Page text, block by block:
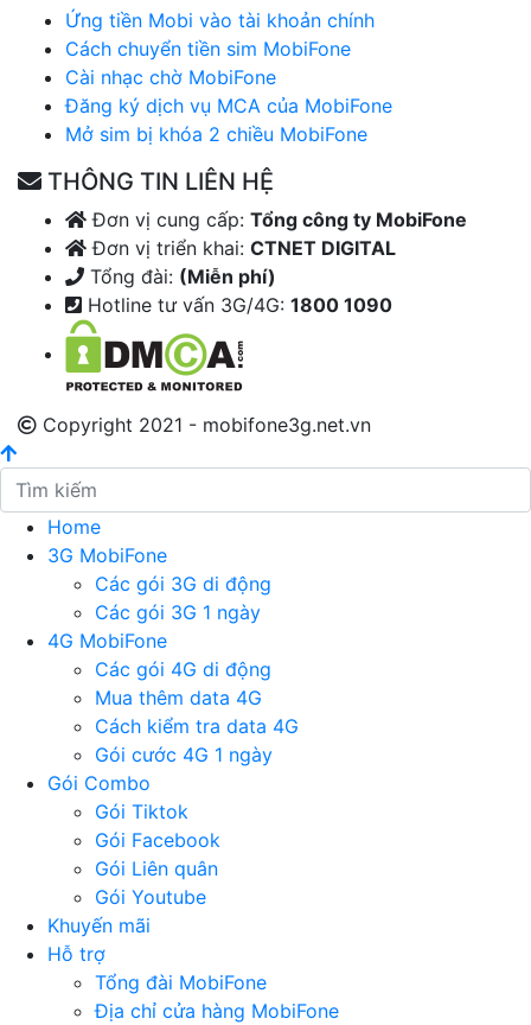
Ứng tiền Mobi vào tài khoản chính
Cách chuyển tiền sim MobiFone
Cài nhạc chờ MobiFone
Đăng ký dịch vụ MCA của MobiFone
Mở sim bị khóa 2 chiều MobiFone
THÔNG TIN LIÊN HỆ
Đơn vị cung cấp: Tổng công ty MobiFone
Đơn vị triển khai: CTNET DIGITAL
Tổng đài: (Miễn phí)
Hotline tư vấn 3G/4G: 1800 1090
Copyright 2021 - mobifone3g.net.vn
Home
3G MobiFone
Các gói 3G di động
Các gói 3G 1 ngày
4G MobiFone
Các gói 4G di động
Mua thêm data 4G
Cách kiểm tra data 4G
Gói cước 4G 1 ngày
Gói Combo
Gói Tiktok
Gói Facebook
Gói Liên quân
Gói Youtube
Khuyến mãi
Hỗ trợ
Tổng đài MobiFone
Địa chỉ cửa hàng MobiFone